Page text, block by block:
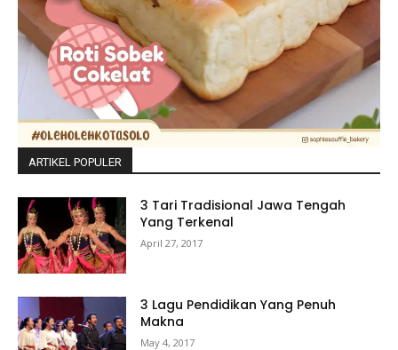
ARTIKEL POPULER
3 Tari Tradisional Jawa Tengah
Yang Terkenal
April 27, 2017
3 Lagu Pendidikan Yang Penuh
Makna
May 4, 2017